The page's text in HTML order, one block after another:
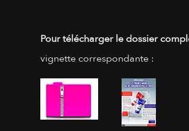
Pour télécharger le dossier
vignette correspondante :